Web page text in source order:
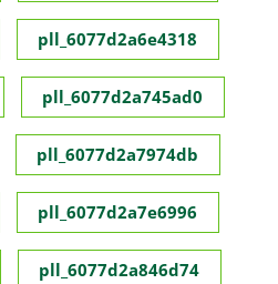
pll_6077d2a6e4318
pll_6077d2a745ad0
pll_6077d2a7974db
pll_6077d2a7e6996
pll_6077d2a846d74